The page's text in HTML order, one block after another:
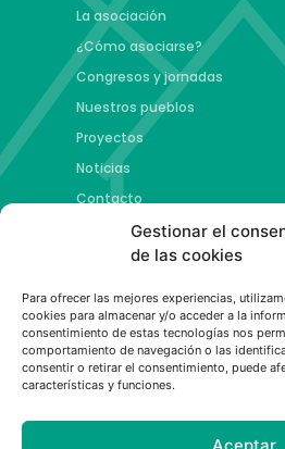
Gestionar el
de las cookies
Para ofrecer las mejores experiencias,
cookies para almacenar y/o acceder a la
consentimiento de estas tecnologías nos
comportamiento de navegación o las
consentir o retirar el consentimiento, puede
características y funciones.
Aceptar
La asociación
¿Cómo asociarse?
Congresos y jornadas
Nuestros pueblos
Proyectos
Noticias
Contacto
Proyectos
Copa esMontañas
Red de emprendimiento de
Capital Española de las